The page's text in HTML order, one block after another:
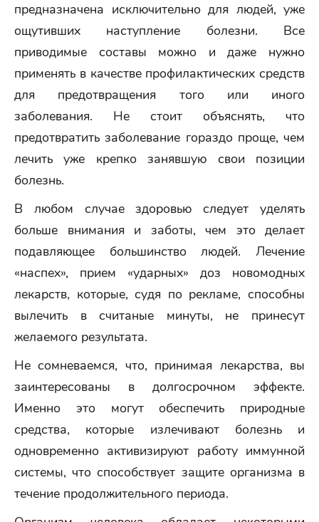
предназначена исключительно для людей, уже
ощутивших наступление болезни. Все
приводимые составы можно и даже нужно
применять в качестве профилактических средств
для предотвращения того или иного
заболевания. Не стоит объяснять, что
предотвратить заболевание гораздо проще, чем
лечить уже крепко занявшую свои позиции
болезнь.
В любом случае здоровью следует уделять
больше внимания и заботы, чем это делает
подавляющее большинство людей. Лечение
«наспех», прием «ударных» доз новомодных
лекарств, которые, судя по рекламе, способны
вылечить в считаные минуты, не принесут
желаемого результата.
Не сомневаемся, что, принимая лекарства, вы
заинтересованы в долгосрочном эффекте.
Именно это могут обеспечить природные
средства, которые излечивают болезнь и
одновременно активизируют работу иммунной
системы, что способствует защите организма в
течение продолжительного периода.